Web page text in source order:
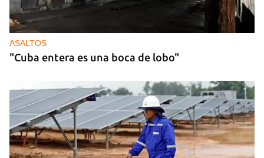
ASALTOS
"Cuba entera es una boca de lobo"